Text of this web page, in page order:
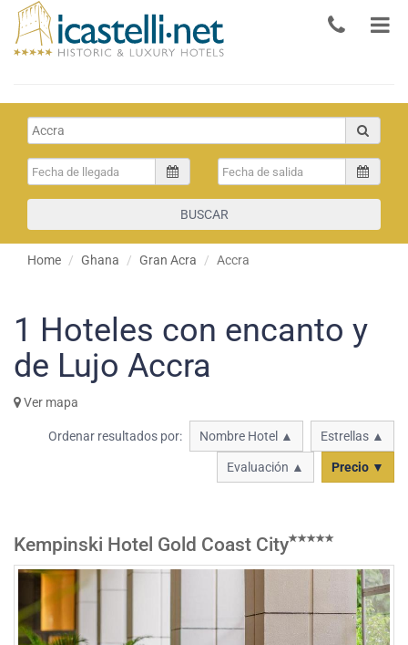
BUSCAR
Home Ghana Gran Acra Accra
1 Hoteles con encanto y
de Lujo Accra
Ver mapa
Ordenar resultados por: Nombre Hotel ▲ Estrellas ▲
Evaluación ▲ Precio ▼
Kempinski Hotel Gold Coast City